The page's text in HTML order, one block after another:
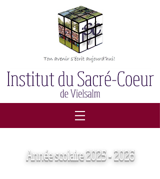
Année scolaire2025 - 2026